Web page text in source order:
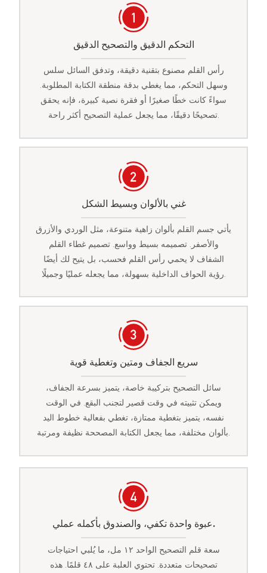
التحكم الدقيق والتصحيح الدقيق
رأس القلم مصنوع بتقنية دقيقة، وتدفق السائل سلس
وسهل التحكم، مما يغطي بدقة منطقة الكتابة المطلوبة.
سواءً كانت خطًا صغيرًا أو فقرة نصية كبيرة، فإنه يحقق
تصحيحًا دقيقًا، مما يجعل عملية التصحيح أكثر راحة.
غني بالألوان وبسيط الشكل
يأتي جسم القلم بألوان زاهية متنوعة، مثل الوردي والأزرق
والأصفر. تصميمه بسيط وواسع. تصميم غطاء القلم
الشفاف لا يحمي رأس القلم فحسب، بل يتيح لك أيضًا
رؤية الحواف الداخلية بسهولة، مما يجعله عمليًا وجميلًا.
سريع الجفاف ومتين وتغطية قوية
سائل التصحيح بتركيبة خاصة، يتميز بسرعة الجفاف،
ويمكن تثبيته في وقت قصير لتجنب البقع. في الوقت
نفسه، يتميز بتغطية ممتازة، تغطي بفعالية خطوط اليد
بألوان مختلفة، مما يجعل الكتابة المصححة نظيفة ومرتبة.
عبوة واحدة تكفي، والصندوق بأكمله عملي.
سعة قلم التصحيح الواحد ١٢ مل، ما يُلبي احتياجات
تصحيحات متعددة. تحتوي العلبة على ٤٨ قلمًا. هذه